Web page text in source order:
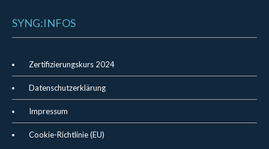
SYNG:INFOS
Zertifizierungskurs 2024
Datenschutzerklärung
Impressum
Cookie-Richtlinie (EU)